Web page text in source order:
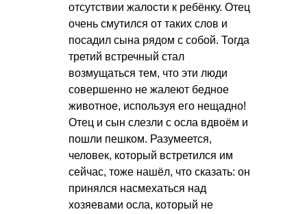
отсутствии жалости к ребёнку. Отец
очень смутился от таких слов и
посадил сына рядом с собой. Тогда
третий встречный стал
возмущаться тем, что эти люди
совершенно не жалеют бедное
животное, используя его нещадно!
Отец и сын слезли с осла вдвоём и
пошли пешком. Разумеется,
человек, который встретился им
сейчас, тоже нашёл, что сказать: он
принялся насмехаться над
хозяевами осла, который не